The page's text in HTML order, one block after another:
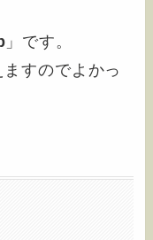
」です。
すのでよかっ